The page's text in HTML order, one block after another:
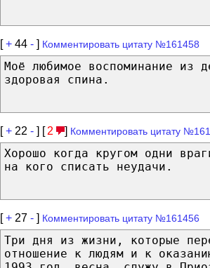
[+ 44 - ] Комментировать цитату №161458
Моё любимое воспоминание из
здоровая спина.
[+ 22 - ] [ 2 ] Комментировать цитату
Хорошо когда кругом одни
на кого списать неудачи.
[+ 27 - ] Комментировать цитату №161456
Три дня из жизни, которые
отношение к людям и к